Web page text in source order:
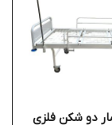
دو شکن فلزی